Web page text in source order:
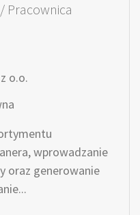
Pracownica
o.o.
wprowadzanie
oraz generowanie